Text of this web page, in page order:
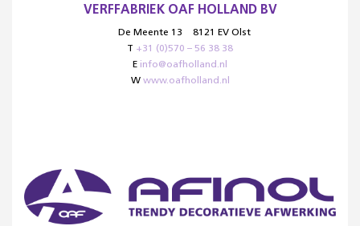
VERFFABRIEK OAF HOLLAND BV
De Meente 13
8121 EV Olst
T +31 (0)570 – 56 38 38
E info@oafholland.nl
W www.oafholland.nl